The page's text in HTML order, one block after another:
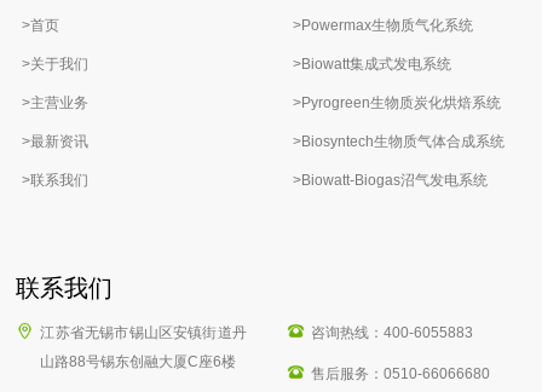
>首页
>关于我们
>主营业务
>最新资讯
>联系我们
>Powermax生物质气化系统
>Biowatt集成式发电系统
>Pyrogreen生物质炭化烘焙系统
>Biosyntech生物质气体合成系统
>Biowatt-Biogas沼气发电系统
联系我们
江苏省无锡市锡山区安镇街道丹
山路88号锡东创融大厦C座6楼
咨询热线：400-6055883
售后服务：0510-66066680